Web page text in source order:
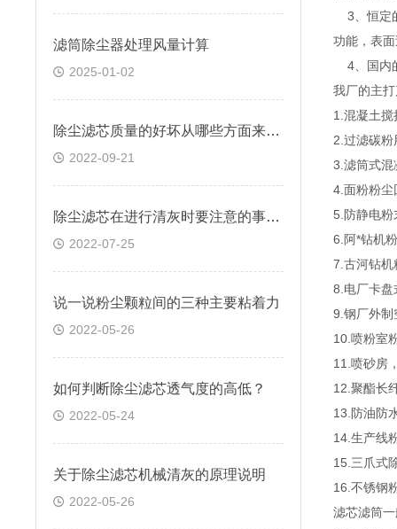
滤筒除尘器处理风量计算
2025-01-02
除尘滤芯质量的好坏从哪些方面来判断？
2022-09-21
除尘滤芯在进行清灰时要注意的事项有哪些
2022-07-25
说一说粉尘颗粒间的三种主要粘着力
2022-05-26
如何判断除尘滤芯透气度的高低？
2022-05-24
关于除尘滤芯机械清灰的原理说明
2022-05-26
3、恒定
功能，表
4、国内
我厂的主
1.混凝土
2.过滤碳
3.滤筒式混
4.面粉粉
5.防静电粉
6.阿*钻机
7.古河钻机
8.电厂卡盘
9.钢厂外制
10.喷粉室
11.喷砂房
12.聚酯长
13.防油防
14.生产线
15.三爪式
16.不锈钢
滤芯滤筒